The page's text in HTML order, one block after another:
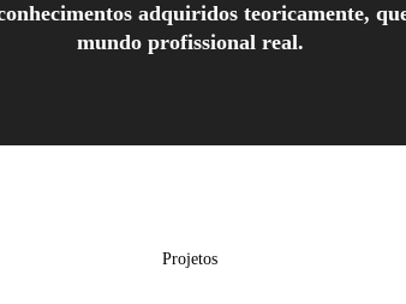
adquiridos teoricamente,
mundo profissional real.
Projetos